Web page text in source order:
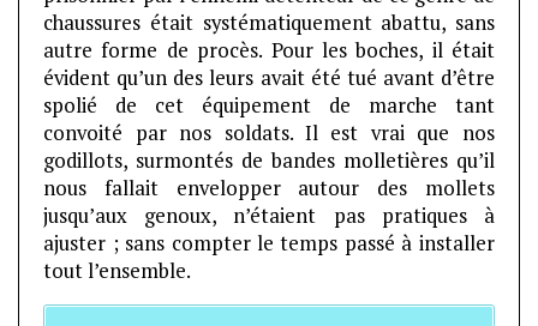
chaussures était systématiquement abattu, sans
autre forme de procès. Pour les boches, il était
évident qu’un des leurs avait été tué avant d’être
spolié de cet équipement de marche tant
convoité par nos soldats. Il est vrai que nos
godillots, surmontés de bandes molletières qu’il
nous fallait envelopper autour des mollets
jusqu’aux genoux, n’étaient pas pratiques à
ajuster ; sans compter le temps passé à installer
tout l’ensemble.